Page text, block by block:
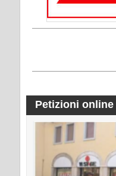
Petizioni online